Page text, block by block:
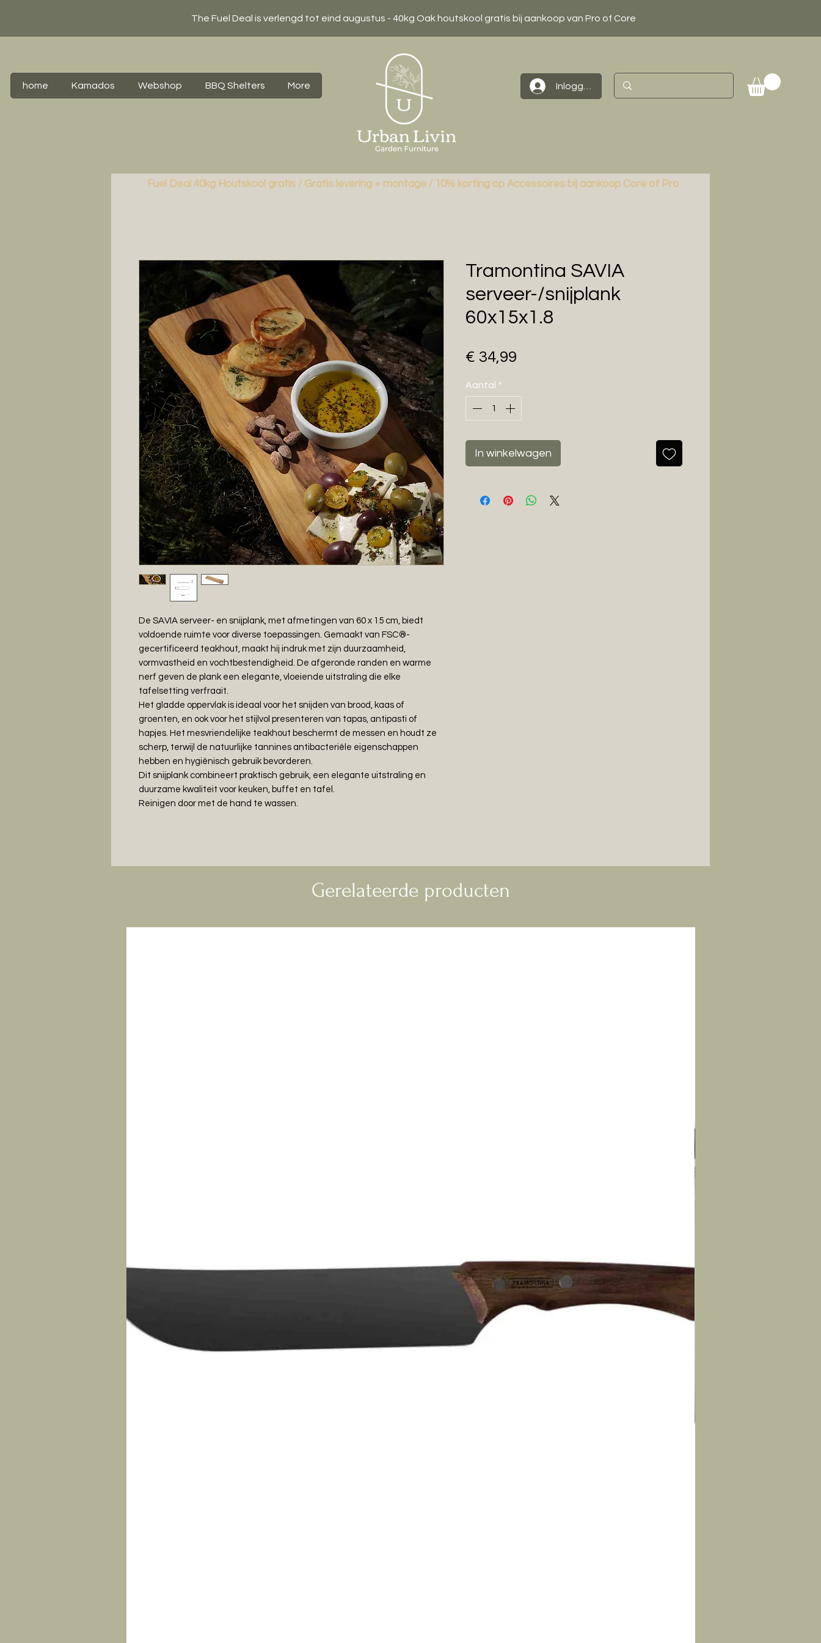
The Fuel Deal is verlengd tot eind augustus - 40kg Oak houtskool gratis bij aankoop van Pro of Core
home Kamados Webshop BBQ Shelters More Inloggen
De SAVIA serveer- en snijplank, met afmetingen van 60 x 15 cm, biedt
voldoende ruimte voor diverse toepassingen. Gemaakt van FSC®-
gecertificeerd teakhout, maakt hij indruk met zijn duurzaamheid,
vormvastheid en vochtbestendigheid. De afgeronde randen en warme
nerf geven de plank een elegante, vloeiende uitstraling die elke
tafelsetting verfraait.
Het gladde oppervlak is ideaal voor het snijden van brood, kaas of
groenten, en ook voor het stijlvol presenteren van tapas, antipasti of
hapjes. Het mesvriendelijke teakhout beschermt de messen en houdt ze
scherp, terwijl de natuurlijke tannines antibacteriële eigenschappen
hebben en hygiënisch gebruik bevorderen.
Dit snijplank combineert praktisch gebruik, een elegante uitstraling en
duurzame kwaliteit voor keuken, buffet en tafel.
Reinigen door met de hand te wassen.
Tramontina SAVIA
serveer-/snijplank
60x15x1.8
€ 34,99
Aantal *
In winkelwagen
Fuel Deal 40kg Houtskool gratis / Gratis levering + montage / 10% korting op Accessoires bij aankoop Core of Pro
Gerelateerde producten